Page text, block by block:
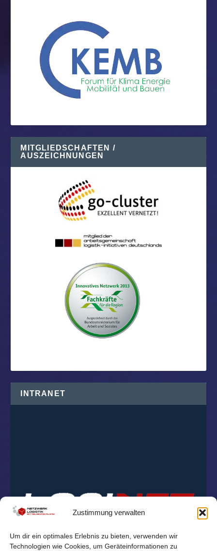
Zustimmung verwalten
Um dir ein optimales Erlebnis zu bieten, verwenden wir
Technologien wie Cookies, um Geräteinformationen zu
MITGLIEDSCHAFTEN /
AUSZEICHNUNGEN
INTRANET